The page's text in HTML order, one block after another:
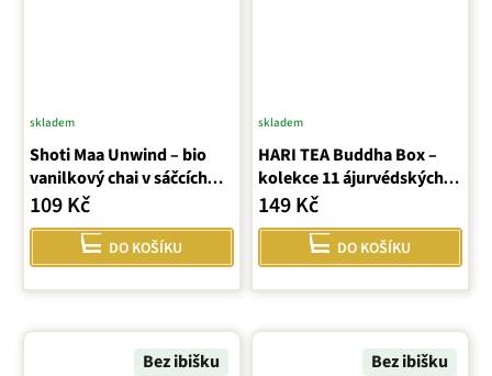
Shoti Maa Unwind – bio
vanilkový chai v sáčcích
(16 ks)
Průměrné
hodnocení
produktu
je
5,0
z
5
skladem
109 Kč
DO KOŠÍKU
HARI TEA Buddha Box –
kolekce 11 ájurvédských
čajů (11×2 g)
skladem
149 Kč
DO KOŠÍKU
Bez ibišku
Bez ibišku